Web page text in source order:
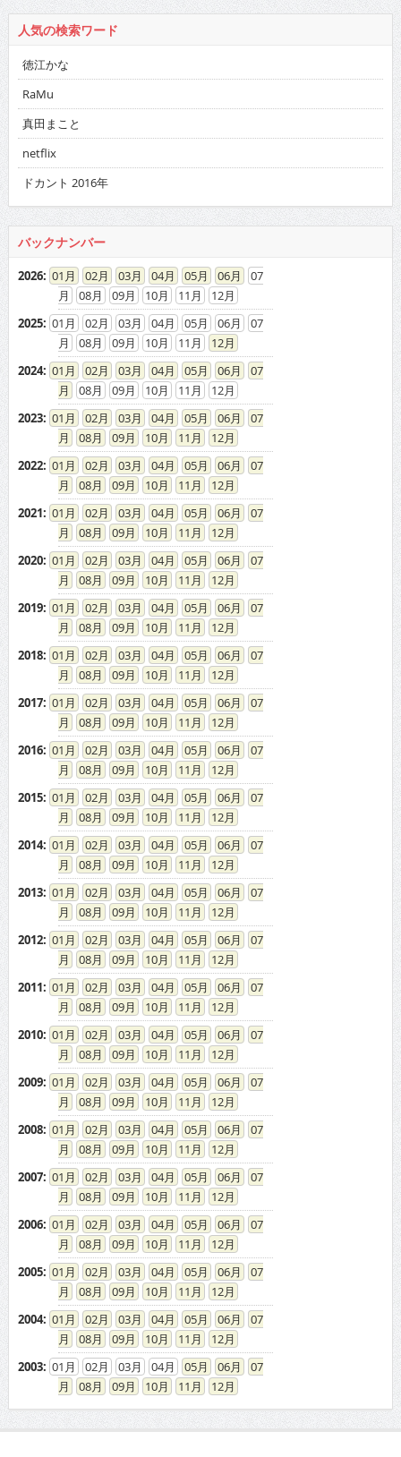
人気の検索ワード
徳江かな
RaMu
真田まこと
netflix
ドカント 2016年
バックナンバー
2026: 01 02 03 04 05 06
07
08
09 10 11
12
2025: 01 02 03 04 05 06
07
08
09 10 11
12
2024: 01 02 03 04 05 06
07
08
09 10 11
12
2023: 01 02 03 04 05 06
07
08
09 10 11
12
2022: 01 02 03 04 05 06
07
08
09 10 11
12
2021: 01 02 03 04 05 06
07
08
09 10 11
12
2020: 01 02 03 04 05 06
07
08
09 10 11
12
2019: 01 02 03 04 05 06
07
08
09 10 11
12
2018: 01 02 03 04 05 06
07
08
09 10 11
12
2017: 01 02 03 04 05 06
07
08
09 10 11
12
2016: 01 02 03 04 05 06
07
08
09 10 11
12
2015: 01 02 03 04 05 06
07
08
09 10 11
12
2014: 01 02 03 04 05 06
07
08
09 10 11
12
2013: 01 02 03 04 05 06
07
08
09 10 11
12
2012: 01 02 03 04 05 06
07
08
09 10 11
12
2011: 01 02 03 04 05 06
07
08
09 10 11
12
2010: 01 02 03 04 05 06
07
08
09 10 11
12
2009: 01 02 03 04 05 06
07
08
09 10 11
12
2008: 01 02 03 04 05 06
07
08
09 10 11
12
2007: 01 02 03 04 05 06
07
08
09 10 11
12
2006: 01 02 03 04 05 06
07
08
09 10 11
12
2005: 01 02 03 04 05 06
07
08
09 10 11
12
2004: 01 02 03 04 05 06
07
08
09 10 11
12
2003: 01 02 03 04 05 06
07
08
09 10 11 12